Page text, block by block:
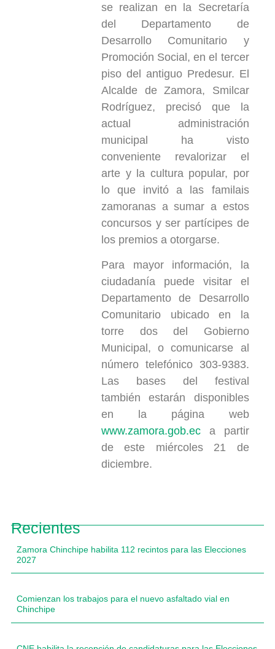
se realizan en la Secretaría
del Departamento de
Desarrollo Comunitario y
Promoción Social, en el tercer
piso del antiguo Predesur. El
Alcalde de Zamora, Smilcar
Rodríguez, precisó que la
actual administración
municipal ha visto
conveniente revalorizar el
arte y la cultura popular, por
lo que invitó a las familais
zamoranas a sumar a estos
concursos y ser partícipes de
los premios a otorgarse.
Para mayor información, la
ciudadanía puede visitar el
Departamento de Desarrollo
Comunitario ubicado en la
torre dos del Gobierno
Municipal, o comunicarse al
número telefónico 303-9383.
Las bases del festival
también estarán disponibles
en la página web
www.zamora.gob.ec a partir
de este miércoles 21 de
diciembre.
Recientes
Zamora Chinchipe habilita 112 recintos para las Elecciones
2027
Comienzan los trabajos para el nuevo asfaltado vial en
Chinchipe